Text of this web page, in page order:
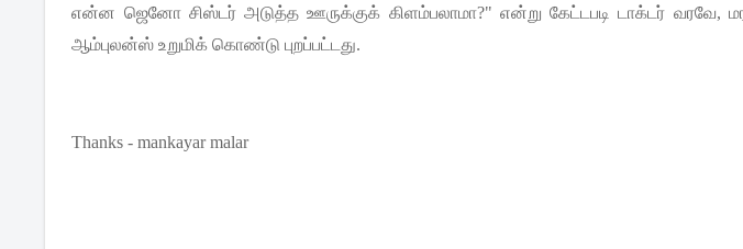
என்ன ஜெனோ சிஸ்டர் அடுத்த ஊருக்குக் கிளம்பலாமா?" என்று கேட்டபடி டாக்டர் வரவே,
ஆம்புலன்ஸ் உறுமிக் கொண்டு புறப்பட்டது.
Thanks - mankayar malar